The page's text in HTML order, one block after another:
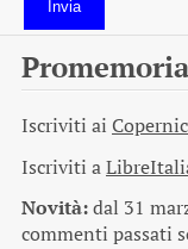
Invia
Promemoria
Iscriviti ai
Iscriviti a
Novità:dal 31
commenti passati